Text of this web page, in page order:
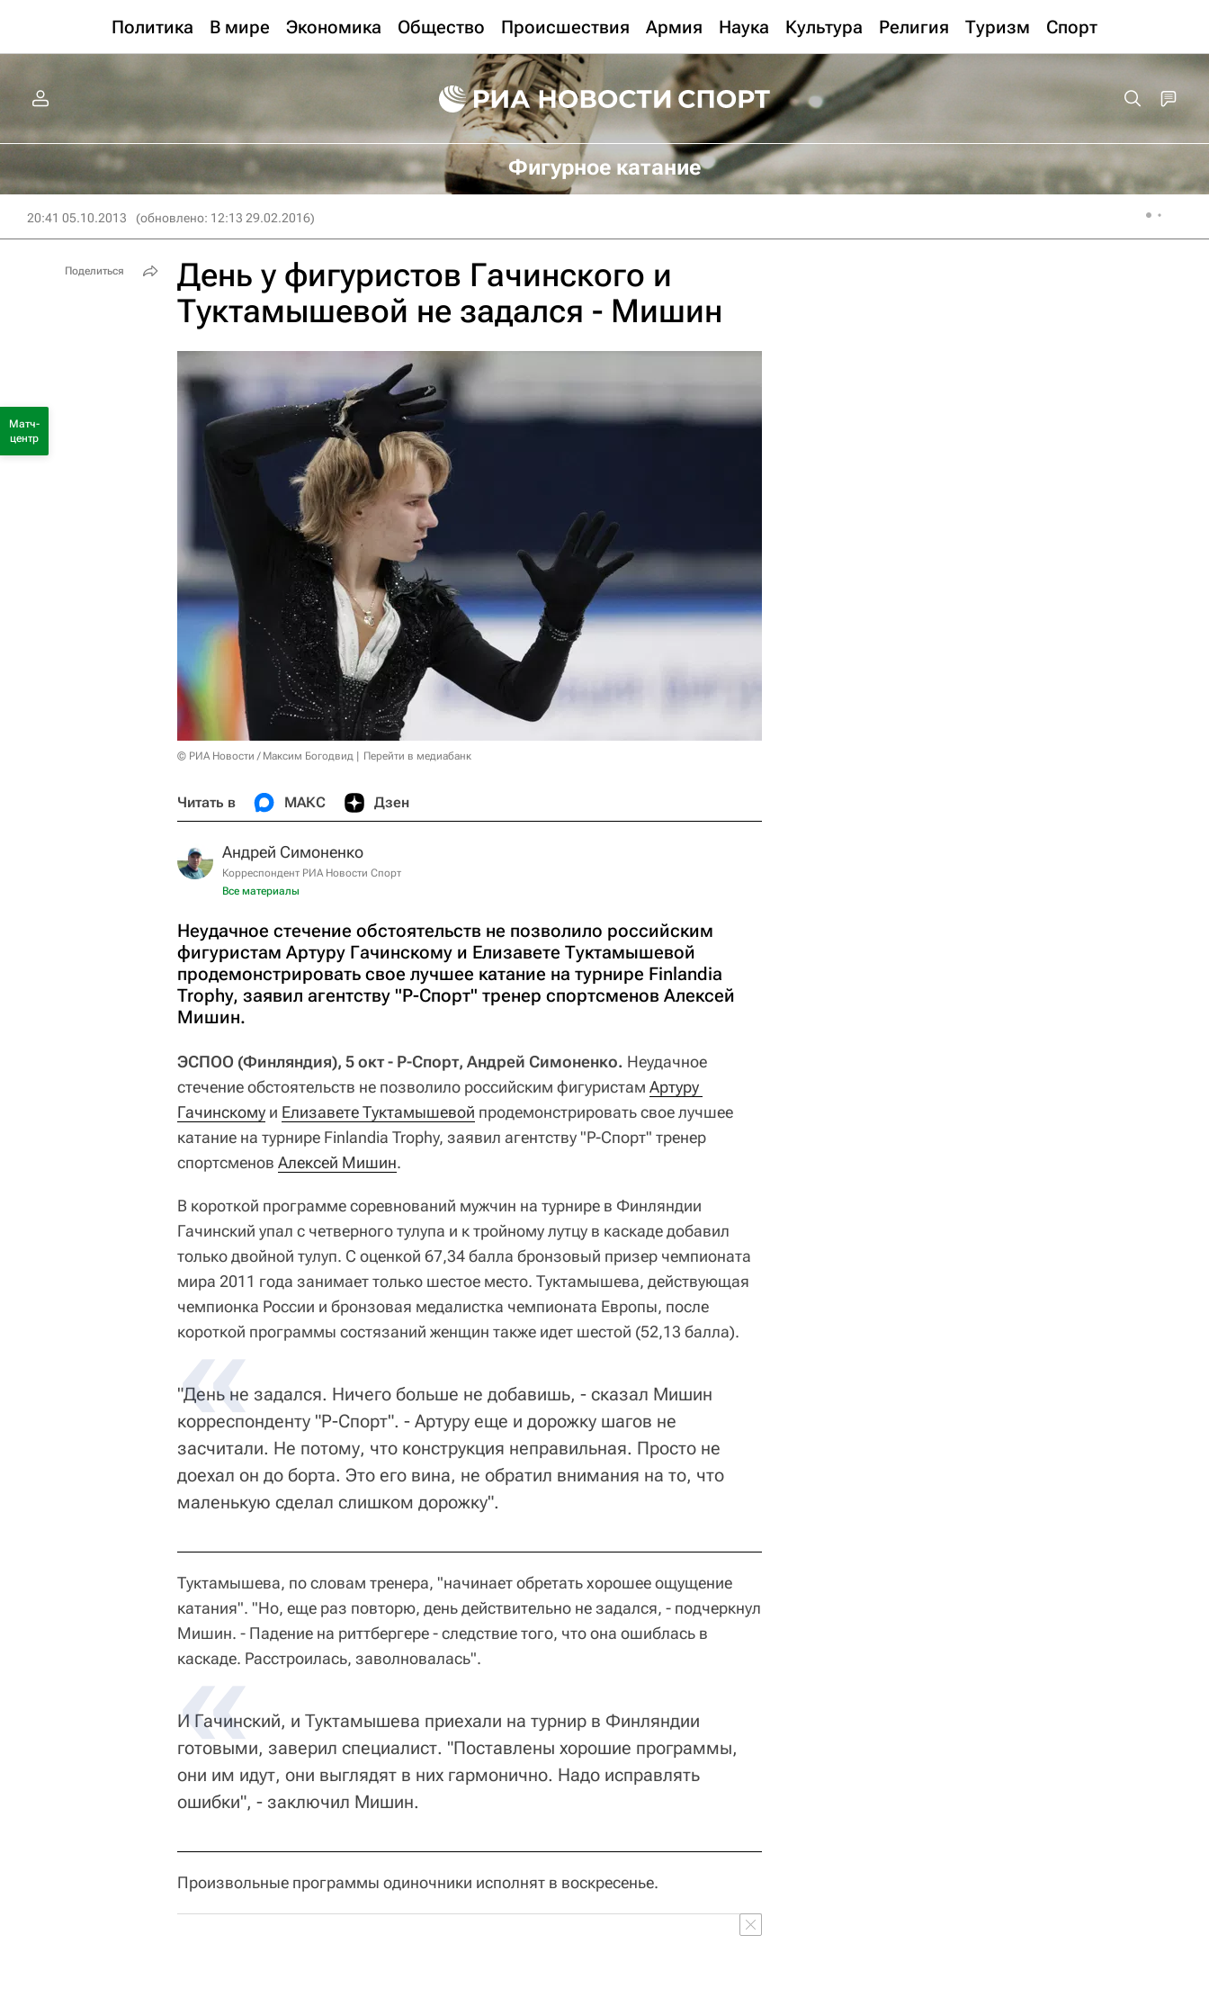
Политика В мире Экономика Общество Происшествия Армия Наука Культура Религия Туризм Спорт
Фигурное катание
20:41 05.10.2013 (обновлено: 12:13 29.02.2016)
День у фигуристов Гачинского и
Туктамышевой не задался - Мишин
© РИА Новости / Максим Богодвид Перейти в медиабанк
Читать в МАКС Дзен
Андрей Симоненко
Корреспондент РИА Новости Спорт
Все материалы
Неудачное стечение обстоятельств не позволило российским
фигуристам Артуру Гачинскому и Елизавете Туктамышевой
продемонстрировать свое лучшее катание на турнире Finlandia
Trophy, заявил агентству "Р-Спорт" тренер спортсменов Алексей
Мишин.
ЭСПОО (Финляндия), 5 окт - Р-Спорт, Андрей Симоненко. Неудачное
стечение обстоятельств не позволило российским фигуристам Артуру
Гачинскому и Елизавете Туктамышевой продемонстрировать свое лучшее
катание на турнире Finlandia Trophy, заявил агентству "Р-Спорт" тренер
спортсменов Алексей Мишин.
В короткой программе соревнований мужчин на турнире в Финляндии
Гачинский упал с четверного тулупа и к тройному лутцу в каскаде добавил
только двойной тулуп. С оценкой 67,34 балла бронзовый призер чемпионата
мира 2011 года занимает только шестое место. Туктамышева, действующая
чемпионка России и бронзовая медалистка чемпионата Европы, после
короткой программы состязаний женщин также идет шестой (52,13 балла).
"День не задался. Ничего больше не добавишь, - сказал Мишин
корреспонденту "Р-Спорт". - Артуру еще и дорожку шагов не
засчитали. Не потому, что конструкция неправильная. Просто не
доехал он до борта. Это его вина, не обратил внимания на то, что
маленькую сделал слишком дорожку".
Туктамышева, по словам тренера, "начинает обретать хорошее ощущение
катания". "Но, еще раз повторю, день действительно не задался, - подчеркнул
Мишин. - Падение на риттбергере - следствие того, что она ошиблась в
каскаде. Расстроилась, заволновалась".
И Гачинский, и Туктамышева приехали на турнир в Финляндии
готовыми, заверил специалист. "Поставлены хорошие программы,
они им идут, они выглядят в них гармонично. Надо исправлять
ошибки", - заключил Мишин.
Произвольные программы одиночники исполнят в воскресенье.
Поделиться
Матч-
центр